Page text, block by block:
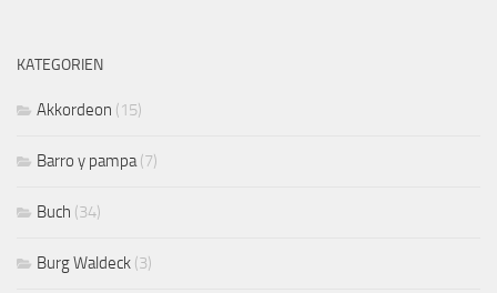
KATEGORIEN
Akkordeon (15)
Barro y pampa(7)
Buch (34)
Burg Waldeck (3)